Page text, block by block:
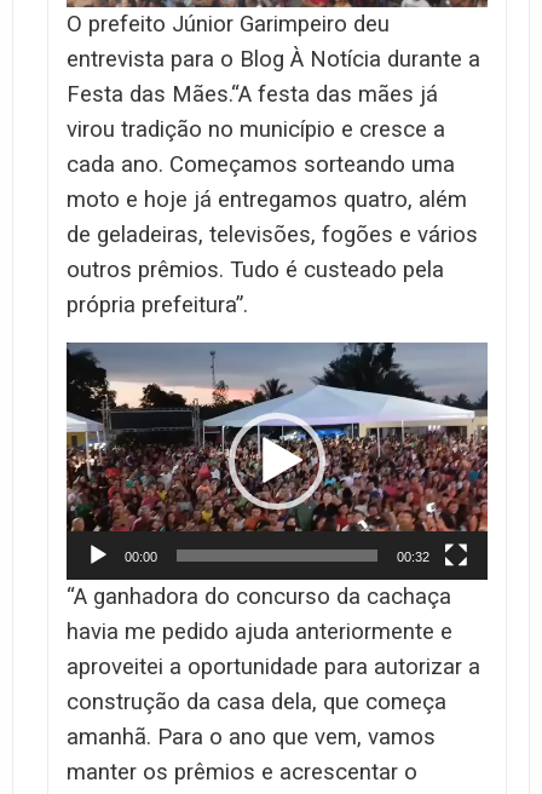
O prefeito Júnior Garimpeiro deu
entrevista para o Blog À Notícia durante a
Festa das Mães.“A festa das mães já
virou tradição no município e cresce a
cada ano. Começamos sorteando uma
moto e hoje já entregamos quatro, além
de geladeiras, televisões, fogões e vários
outros prêmios. Tudo é custeado pela
própria prefeitura”.
Tocador
de
vídeo
00:00 00:32
“A ganhadora do concurso da cachaça
havia me pedido ajuda anteriormente e
aproveitei a oportunidade para autorizar a
construção da casa dela, que começa
amanhã. Para o ano que vem, vamos
manter os prêmios e acrescentar o